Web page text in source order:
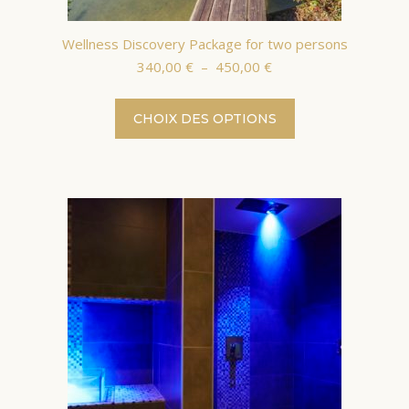
Wellness Discovery Package for two persons
340,00 € – 450,00 €Plage
prix :
340,00 €
à
CHOIX DES OPTIONS
a
Les
options
peuvent
être
choisies
sur
la
page
produit